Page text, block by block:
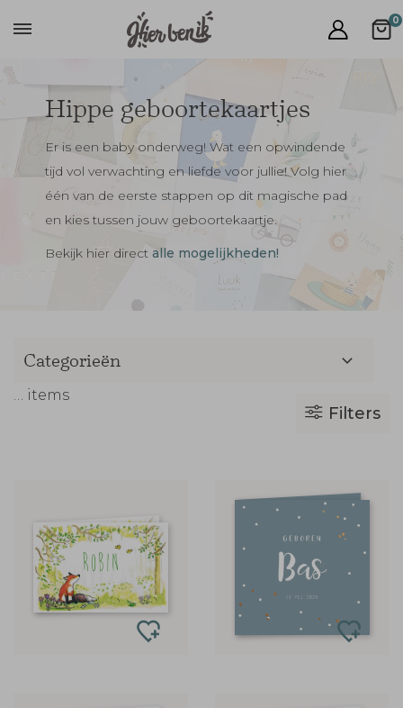
0
Hippe geboortekaartjes
Er is een baby onderweg! Wat een opwindende
tijd vol verwachting en liefde voor jullie! Volg hier
één van de eerste stappen op dit magische pad
en kies tussen jouw geboortekaartje.
Bekijk hier direct alle mogelijkheden!
Categorieën
… items
Filters